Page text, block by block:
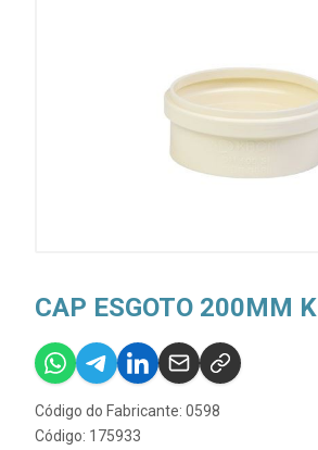
CAP ESGOTO 200MM
Código do Fabricante: 0598
Código: 175933